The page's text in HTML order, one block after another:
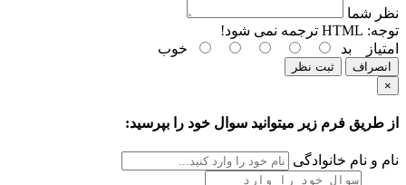
نظر شما
توجه:
امتیاز
بد خوب
انصراف
ثبت نظر
×
از طریق فرم زیر میتوانید سوال خود را بپرسید:
نام و نام خانوادگی